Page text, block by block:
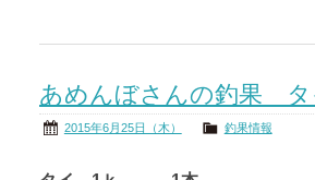
あめんぼさんの釣果 タ
2015年6月25日（木） 釣果情報